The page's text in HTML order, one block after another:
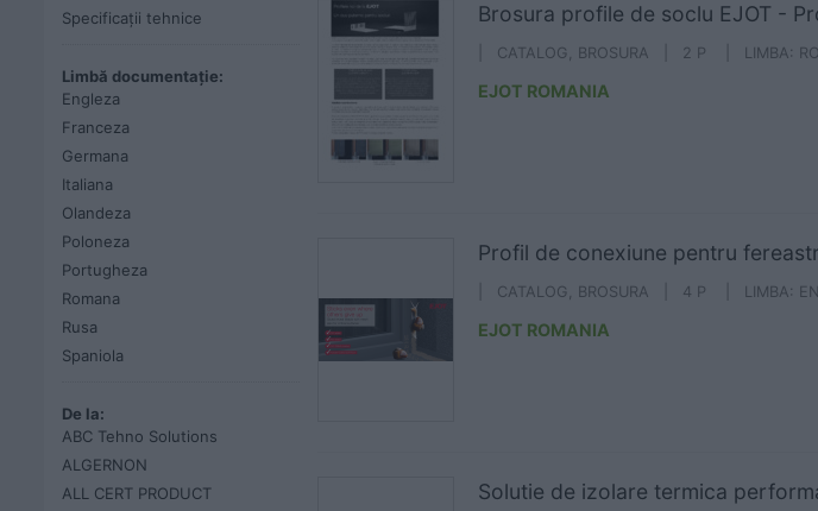
Specificații tehnice
Limbă documentație:
Engleza
Franceza
Germana
Italiana
Olandeza
Poloneza
Portugheza
Romana
Rusa
Spaniola
De la:
ABC Tehno Solutions
ALGERNON
ALL CERT PRODUCT
Brosura profile de soclu EJOT -
| CATALOG, BROSURA | 2 P | LIMBA: RO
EJOT ROMANIA
Profil de conexiune pentru
| CATALOG, BROSURA | 4 P | LIMBA: EN
EJOT ROMANIA
Solutie de izolare termica